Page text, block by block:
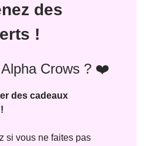
des
!
Crows ? ❤️
des cadeaux
si vous ne faites pas